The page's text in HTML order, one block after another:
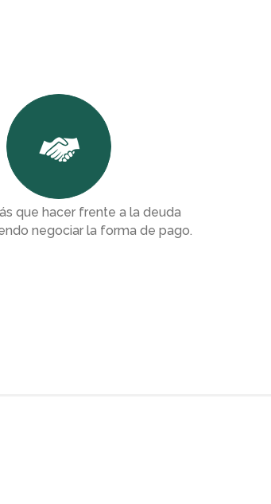
que hacer frente a la deuda
negociar la forma de pago.